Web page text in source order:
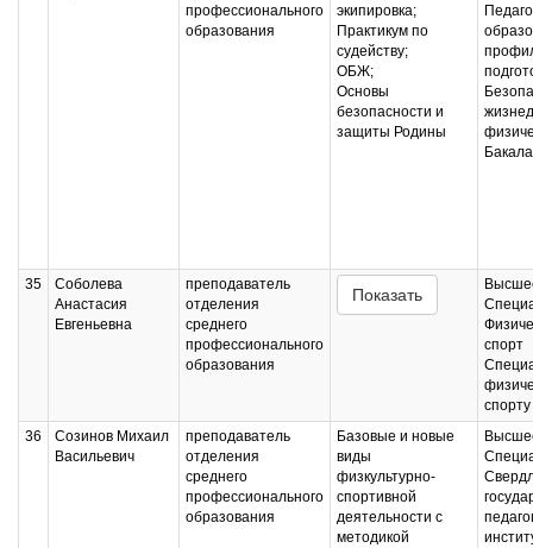
профессионального
образования
экипировка;
Практикум по
судейству;
ОБЖ;
Основы
безопасности и
защиты Родины
35
Соболева
Анастасия
Евгеньевна
преподаватель
отделения
среднего
профессионального
образования
Показать
спорт
спорту
36
Созинов Михаил
Васильевич
преподаватель
отделения
среднего
профессионального
образования
Базовые и новые
виды
физкультурно-
спортивной
деятельности с
методикой